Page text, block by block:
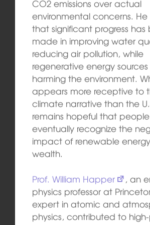
CO2 emissions over actual
environmental concerns.
that significant progress has
made in improving water
reducing air pollution, while
regenerative energy
harming the environment.
appears more receptive to
climate narrative than the
remains hopeful that
eventually recognize the
impact of renewable
wealth.
Prof. William Happer
, an
physics professor at
expert in atomic and
physics, contributed to